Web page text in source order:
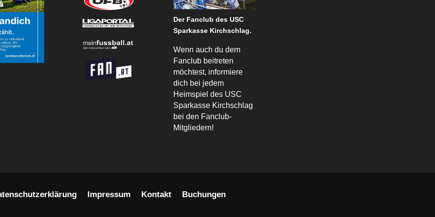
Der Fanclub des USC
Sparkasse Kirchschlag.
Wenn auch du dem
Fanclub beitreten
möchtest, informiere
dich bei jedem
Heimspiel des USC
Sparkasse Kirchschlag
bei den Fanclub-
Mitgliedern!
Impressum Kontakt Buchungen